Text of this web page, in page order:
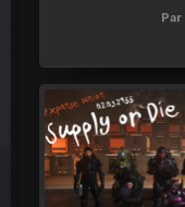
Par